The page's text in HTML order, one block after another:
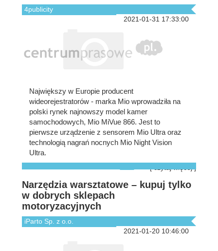
4publicity
2021-01-31 17:33:00
Największy w Europie producent
wideorejestratorów - marka Mio wprowadziła na
polski rynek najnowszy model kamer
samochodowych, Mio MiVue 866. Jest to
pierwsze urządzenie z sensorem Mio Ultra oraz
technologią nagrań nocnych Mio Night Vision
Ultra.
Narzędzia warsztatowe – kupuj tylko
w dobrych sklepach
motoryzacyjnych
iParto Sp. z o.o.
2021-01-20 10:46:00